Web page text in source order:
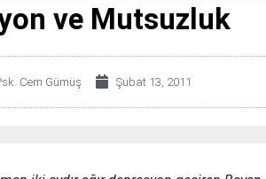
ve Mutsuzluk
Cem Gümüş Şubat 13, 2011